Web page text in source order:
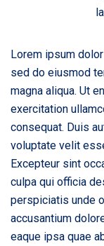
Lorem ipsum
sed do eiusmod
magna aliqua. Ut
exercitation
consequat. Duis
voluptate velit
Excepteur sint
culpa qui officia
perspiciatis unde
accusantium
eaque ipsa quae